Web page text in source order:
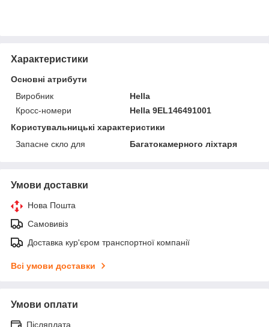
Характеристики
Основні атрибути
Виробник
Hella
Кросс-номери
Hella 9EL146491001
Користувальницькі характеристики
Запасне скло для
Багатокамерного ліхтаря
Умови доставки
Нова Пошта
Самовивіз
Доставка кур'єром транспортної компанії
Всі умови доставки
Умови оплати
Післяплата